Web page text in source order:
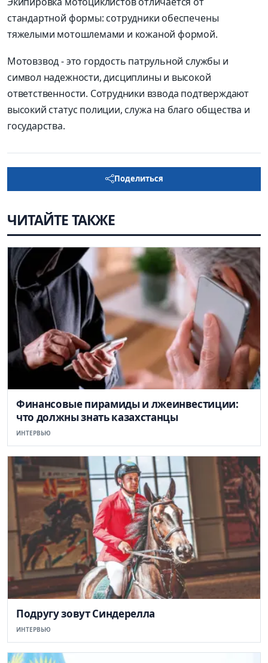
стандартной формы: сотрудники обеспечены
тяжелыми мотошлемами и кожаной формой.
Мотовзвод - это гордость патрульной службы и
символ надежности, дисциплины и высокой
ответственности. Сотрудники взвода подтверждают
высокий статус полиции, служа на благо общества и
государства.
Поделиться
ЧИТАЙТЕ ТАКЖЕ
Финансовые пирамиды и лжеинвестиции:
что должны знать казахстанцы
ИНТЕРВЬЮ
Подругу зовут Синдерелла
ИНТЕРВЬЮ